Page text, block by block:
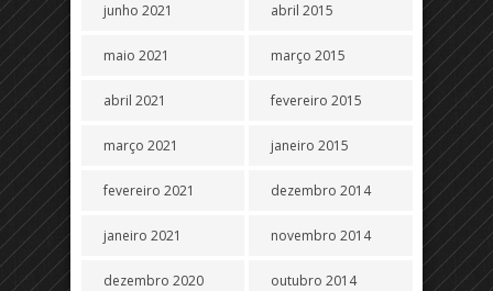
junho 2021
maio 2021
abril 2021
março 2021
fevereiro 2021
janeiro 2021
dezembro 2020
abril 2015
março 2015
fevereiro 2015
janeiro 2015
dezembro 2014
novembro 2014
outubro 2014